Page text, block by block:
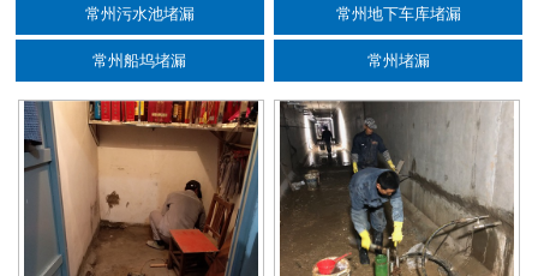
常州污水池堵漏 常州地下车库堵漏
常州船坞堵漏 常州堵漏